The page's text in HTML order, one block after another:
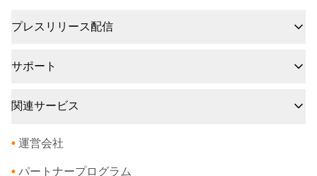
プレスリリース配信
サポート
関連サービス
• 運営会社
• パートナープログラム